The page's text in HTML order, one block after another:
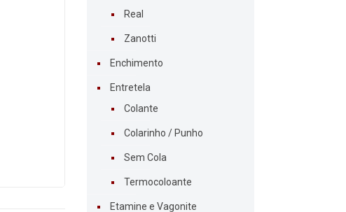
Real
Zanotti
Enchimento
Entretela
Colante
Colarinho / Punho
Sem Cola
Termocoloante
Etamine e Vagonite